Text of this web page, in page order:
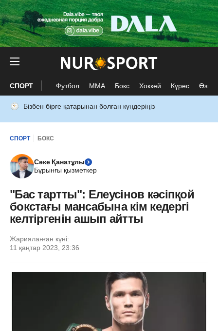
СПОРТ Футбол ММА Бокс Хоккей Күрес Өзге
Бізбен бірге қатарынан болған күндеріңіз
СПОРТ БОКС
Сәке Қанатұлы
Бұрынғы қызметкер
"Бас тартты": Елеусінов кәсіпқой
бокстағы мансабына кім кедергі
келтіргенін ашып айтты
Жарияланған күні:
11 қаңтар 2023, 23:36